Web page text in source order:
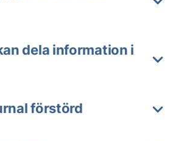
dela information i
förstörd